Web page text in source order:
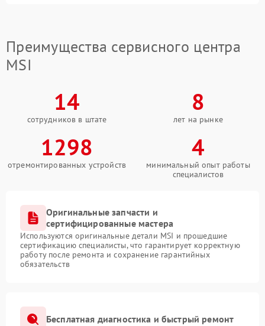
Преимущества сервисного центра
MSI
14
сотрудников в штате
8
лет на рынке
1298
отремонтированных устройств
4
минимальный опыт работы
специалистов
Оригинальные запчасти и
сертифицированные мастера
Используются оригинальные детали MSI и прошедшие
сертификацию специалисты, что гарантирует корректную
работу после ремонта и сохранение гарантийных
обязательств
Бесплатная диагностика и быстрый ремонт